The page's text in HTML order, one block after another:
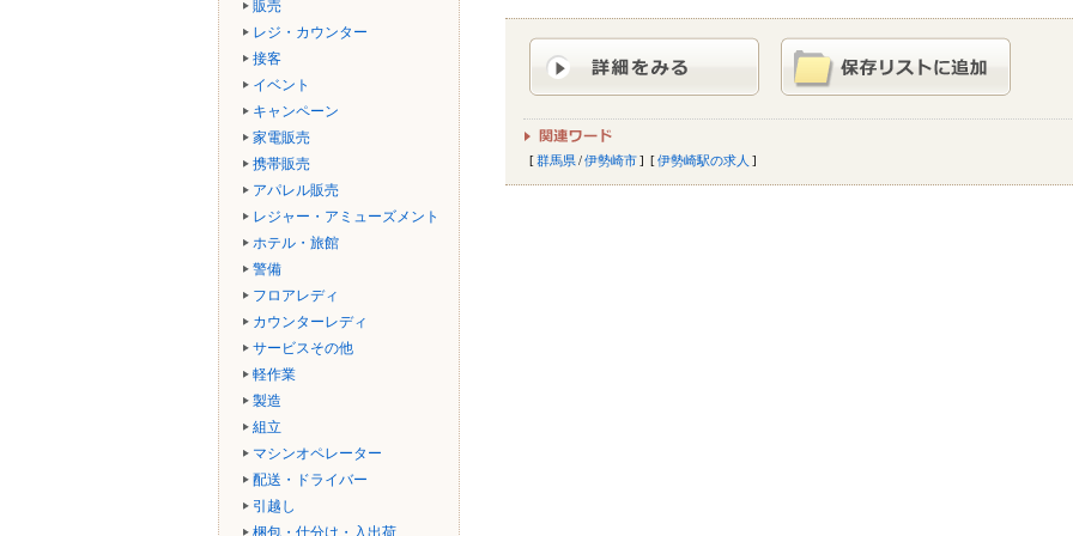
販売
レジ・カウンター
接客
イベント
キャンペーン
家電販売
携帯販売
アパレル販売
レジャー・アミューズメント
ホテル・旅館
警備
フロアレディ
カウンターレディ
サービスその他
軽作業
製造
組立
マシンオペレーター
配送・ドライバー
引越し
梱包・仕分け・入出荷
群馬県/伊勢崎市 伊勢崎駅の求人